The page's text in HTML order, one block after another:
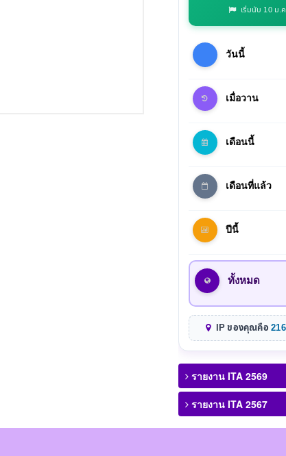
เริ่มนับ 10 ม.
วันนี้
เมื่อวาน
เดือนนี้
เดือนที่แล้ว
ปีนี้
ทั้งหมด
IP ของคุณคือ
รายงาน ITA 2569
รายงาน ITA 2567